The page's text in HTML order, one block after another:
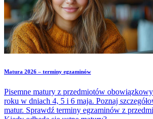
Matura 2026 – terminy egzaminów
Pisemne matury z przedmiotów
roku w dniach 4, 5 i 6 maja. Poznaj
matur. Sprawdź terminy egzaminów z